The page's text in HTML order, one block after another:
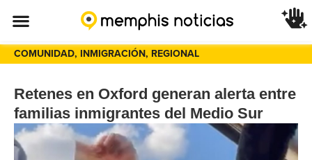
COMUNIDAD, INMIGRACIÓN, REGIONAL
Retenes en Oxford generan alerta entre
familias inmigrantes del Medio Sur